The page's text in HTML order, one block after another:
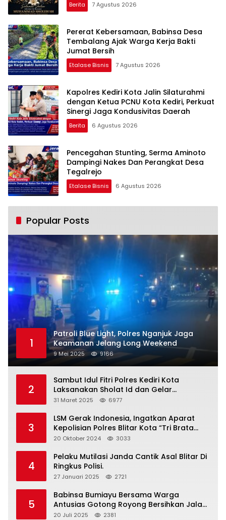
Berita 7 Agustus 2026
Pererat Kebersamaan, Babinsa Desa
Tembalang Ajak Warga Kerja Bakti
Jumat Bersih
Etalase Bisnis 7 Agustus 2026
Kapolres Kediri Kota Jalin Silaturahmi
dengan Ketua PCNU Kota Kediri, Perkuat
Sinergi Jaga Kondusivitas Daerah
Berita 6 Agustus 2026
Pencegahan Stunting, Serma Aminoto
Dampingi Nakes Dan Perangkat Desa
Tegalrejo
Etalase Bisnis 6 Agustus 2026
Popular Posts
1
Patroli Blue Light, Polres Nganjuk Jaga
Keamanan Jelang Long Weekend
9 Mei 2025 9166
2
Sambut Idul Fitri Polres Kediri Kota
Laksanakan Sholat Id dan Gelar
Halalbihalal
31 Maret 2025 6977
3
LSM Gerak Indonesia, Ingatkan Aparat
Kepolisian Polres Blitar Kota “Tri Brata
Polri” Harus Diamalkan
20 Oktober 2024 3033
4
Pelaku Mutilasi Janda Cantik Asal Blitar Di
Ringkus Polisi.
27 Januari 2025 2721
5
Babinsa Bumiayu Bersama Warga
Antusias Gotong Royong Bersihkan Jalan
Dusun Banaran
20 Juli 2025 2381